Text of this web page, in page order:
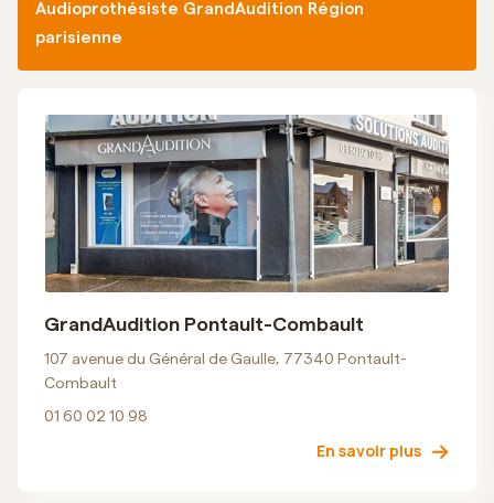
Audioprothésiste GrandAudition Région
parisienne
GrandAudition Pontault-Combault
107 avenue du Général de Gaulle, 77340 Pontault-
Combault
01 60 02 10 98
En savoir plus